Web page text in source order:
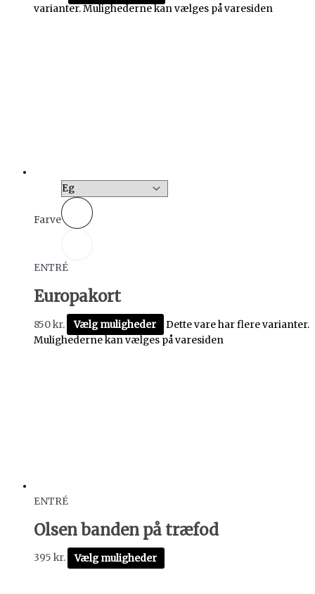
varianter. Mulighederne kan vælges på varesiden
Farve
ENTRÉ
Europakort
850kr. Vælg muligheder
Dette vare har flere varianter.
Mulighederne kan vælges på varesiden
ENTRÉ
Olsen banden på træfod
395 kr. Vælg muligheder